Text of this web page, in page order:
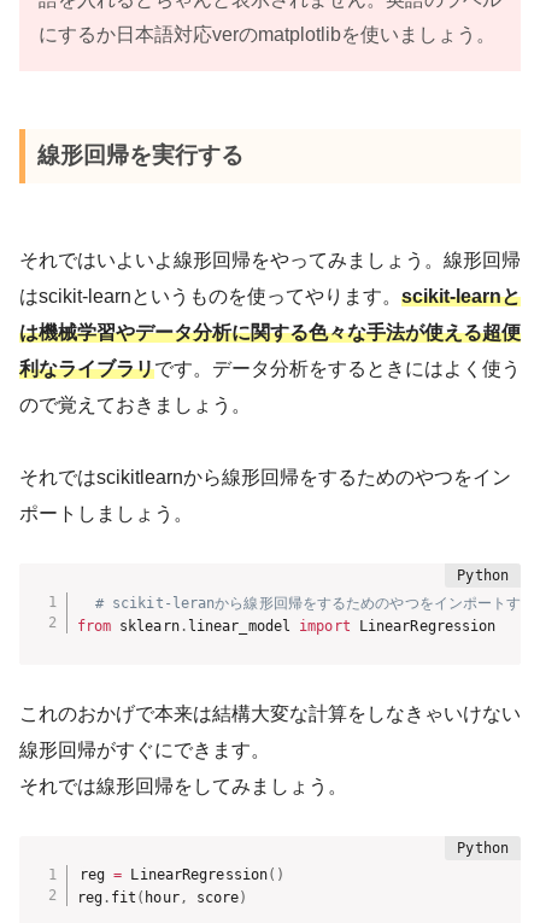
にするか日本語対応verのmatplotlibを使いましょう。
線形回帰を実行する
それではいよいよ線形回帰をやってみましょう。線形回帰
はscikit-learnというものを使ってやります。 scikit-learnと
は機械学習やデータ分析に関する色々な手法が使える超便
利なライブラリです。データ分析をするときにはよく使う
ので覚えておきましょう。
それではscikitlearnから線形回帰をするためのやつをイン
ポートしましょう。
# scikit-leranから線形回帰をするためのやつをインポートする
from sklearn. linear_model import LinearRegression
これのおかげで本来は結構大変な計算をしなきゃいけない
線形回帰がすぐにできます。
それでは線形回帰をしてみましょう。
reg = LinearRegression( )
reg. fit ( hour, score)